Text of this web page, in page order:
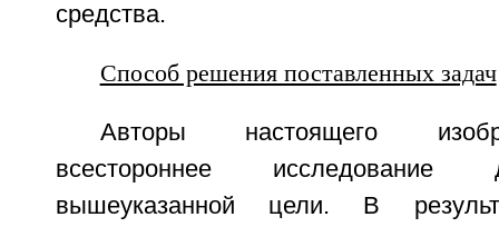
средства.
Способ решения поставленных задач
Авторы настоящего
всестороннее исследование
вышеуказанной цели. В